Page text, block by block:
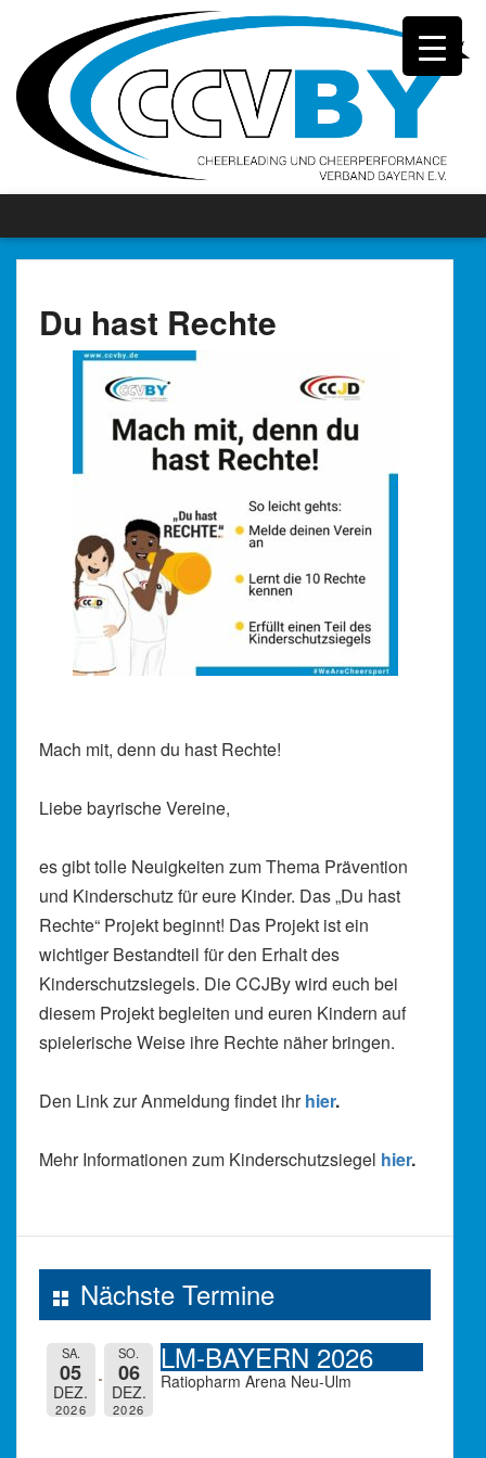
Du hast Rechte
Mach mit, denn du hast Rechte!
Liebe bayrische Vereine,
es gibt tolle Neuigkeiten zum Thema Prävention
und Kinderschutz für eure Kinder. Das „Du hast
Rechte“ Projekt beginnt! Das Projekt ist ein
wichtiger Bestandteil für den Erhalt des
Kinderschutzsiegels. Die CCJBy wird euch bei
diesem Projekt begleiten und euren Kindern auf
spielerische Weise ihre Rechte näher bringen.
Den Link zur Anmeldung findet ihrhier.
Mehr Informationen zum Kinderschutzsiegel hier.
Nächste Termine
SA.
05
DEZ.
2026
SO.
06
DEZ.
2026
LM-BAYERN 2026
Ratiopharm Arena Neu-Ulm